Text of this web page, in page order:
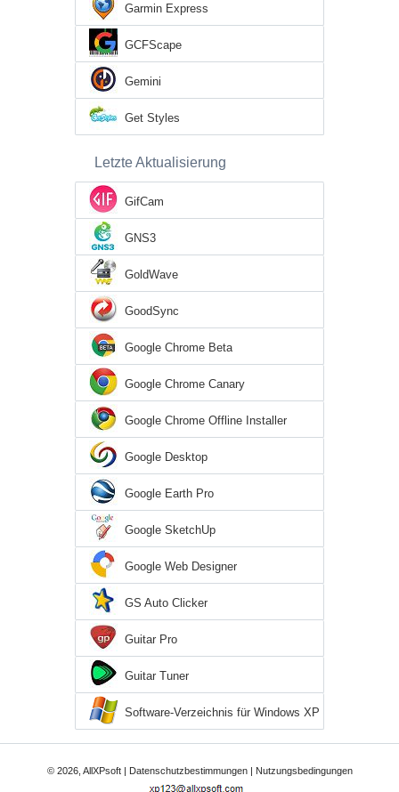
Garmin Express
GCFScape
Gemini
Get Styles
Letzte Aktualisierung
GifCam
GNS3
GoldWave
GoodSync
Google Chrome Beta
Google Chrome Canary
Google Chrome Offline Installer
Google Desktop
Google Earth Pro
Google SketchUp
Google Web Designer
GS Auto Clicker
Guitar Pro
Guitar Tuner
Software-Verzeichnis für Windows XP
© 2026, AllXPsoft | Datenschutzbestimmungen| Nutzungsbedingungen